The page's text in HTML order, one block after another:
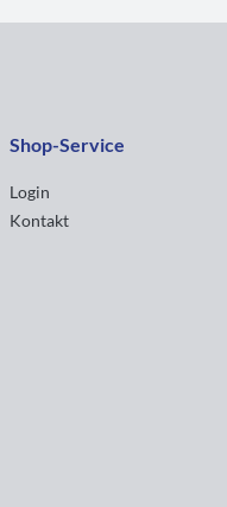
Shop-Service
Login
Kontakt